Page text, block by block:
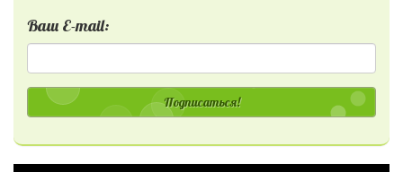
Ваш E-mail:
Подписаться!